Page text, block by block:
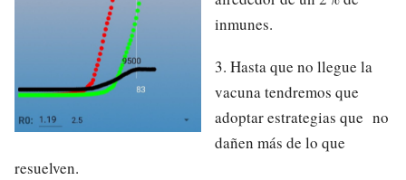
inmunes.
3. Hasta que no llegue la
vacuna tendremos que
adoptar estrategias que no
dañen más de lo que
resuelven.